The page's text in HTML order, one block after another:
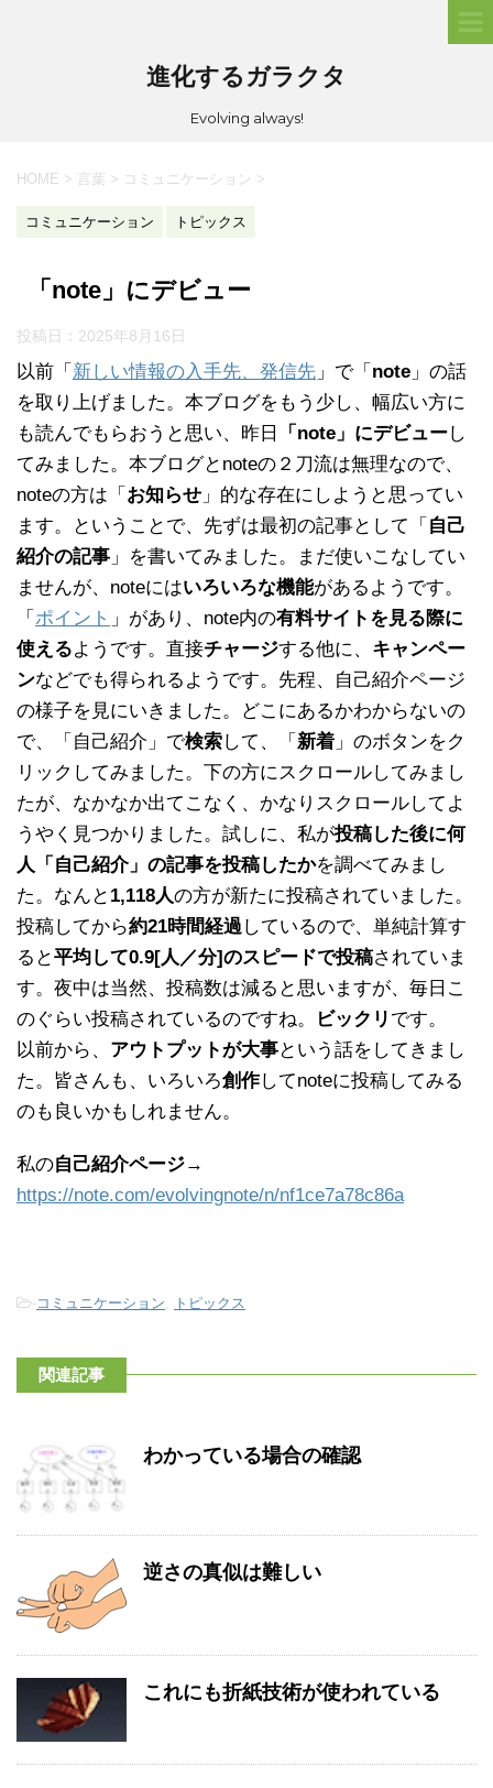
進化するガラクタ
Evolving always!
HOME > 言葉 > コミュニケーション >
コミュニケーション トピックス
「note」にデビュー
投稿日： 2025年8月16日
以前「 新しい情報の入手先、発信先 」で「 note 」の話
を取り上げました。本ブログをもう少し、幅広い方に
も読んでもらおうと思い、昨日
「note」にデビューし
てみました。本ブログとnoteの２刀流は無理なので、
noteの方は「 お知らせ 」的な存在にしようと思ってい
ます。ということで、先ずは最初の記事として「 自己
紹介の記事 」を書いてみました。まだ使いこなしてい
ませんが、noteにはいろいろな機能があるようです。
「 ポイント 」があり、note内の有料サイトを見る際に
使えるようです。直接チャージする他に、 キャンペー
ンなどでも得られるようです。先程、自己紹介ページ
の様子を見にいきました。どこにあるかわからないの
で、「自己紹介」で検索して、「 新着 」のボタンをク
リックしてみました。下の方にスクロールしてみまし
たが、なかなか出てこなく、かなりスクロールしてよ
うやく見つかりました。試しに、私が投稿した後に何
人「自己紹介」の記事を投稿したかを調べてみまし
た。なんと 1,118人の方が新たに投稿されていました。
投稿してから約21時間経過 しているので、単純計算す
ると平均して0.9[人／分]のスピードで投稿されていま
す。夜中は当然、投稿数は減ると思いますが、毎日こ
のぐらい投稿されているのですね。
ビックリ です。
以前から、 アウトプットが大事という話をしてきまし
た。皆さんも、いろいろ創作してnoteに投稿してみる
のも良いかもしれません。
私の自己紹介ページ→
https://note.com/evolvingnote/n/nf1ce7a78c86a
-コミュニケーション トピックス
関連記事
わかっている場合の確認
逆さの真似は難しい
これにも折紙技術が使われている